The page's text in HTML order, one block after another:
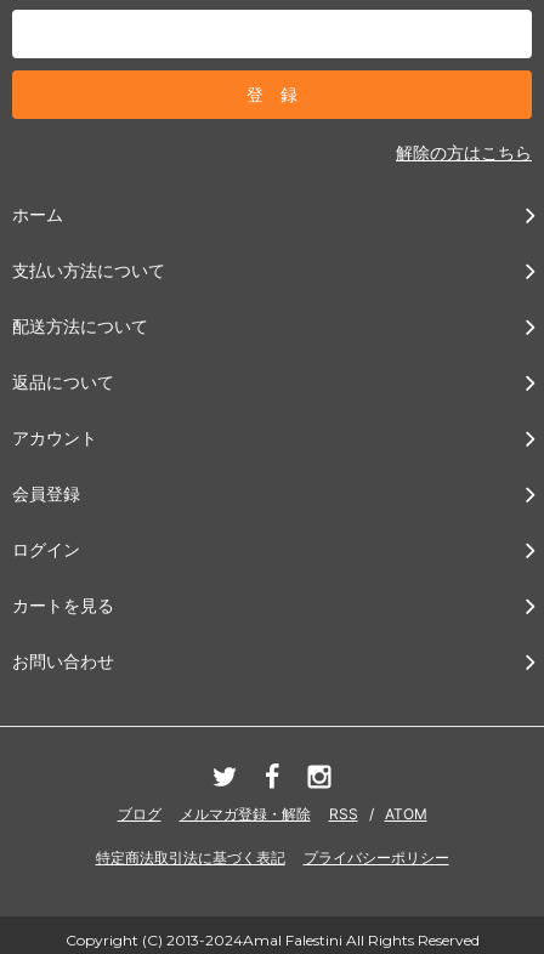
解除の方はこちら
ホーム
支払い方法について
配送方法について
返品について
アカウント
会員登録
ログイン
カートを見る
お問い合わせ
ブログ メルマガ登録・解除 RSS / ATOM
特定商法取引法に基づく表記 プライバシーポリシー
Copyright (C) 2013-2024Amal Falestini All Rights Reserved